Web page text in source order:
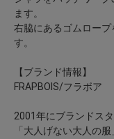
ます。
右脇にあるゴムロー
す。
【ブランド情報】
FRAPBOIS/フラボア
2001年にブランドスタ
「大人げない大人の